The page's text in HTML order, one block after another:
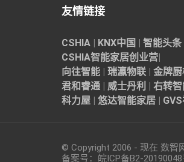
友情链接
CSHIA | KNX中国 | 智能头条
CSHIA智能家居创业营|
向往智能 | 瑞瀛物联 | 金牌
君和睿通 | 威士丹利 | 右转
科力屋 | 悠达智能家居 |
© Copyright 2006 - 现在 数智
备案号： 皖ICP备B2-20190048